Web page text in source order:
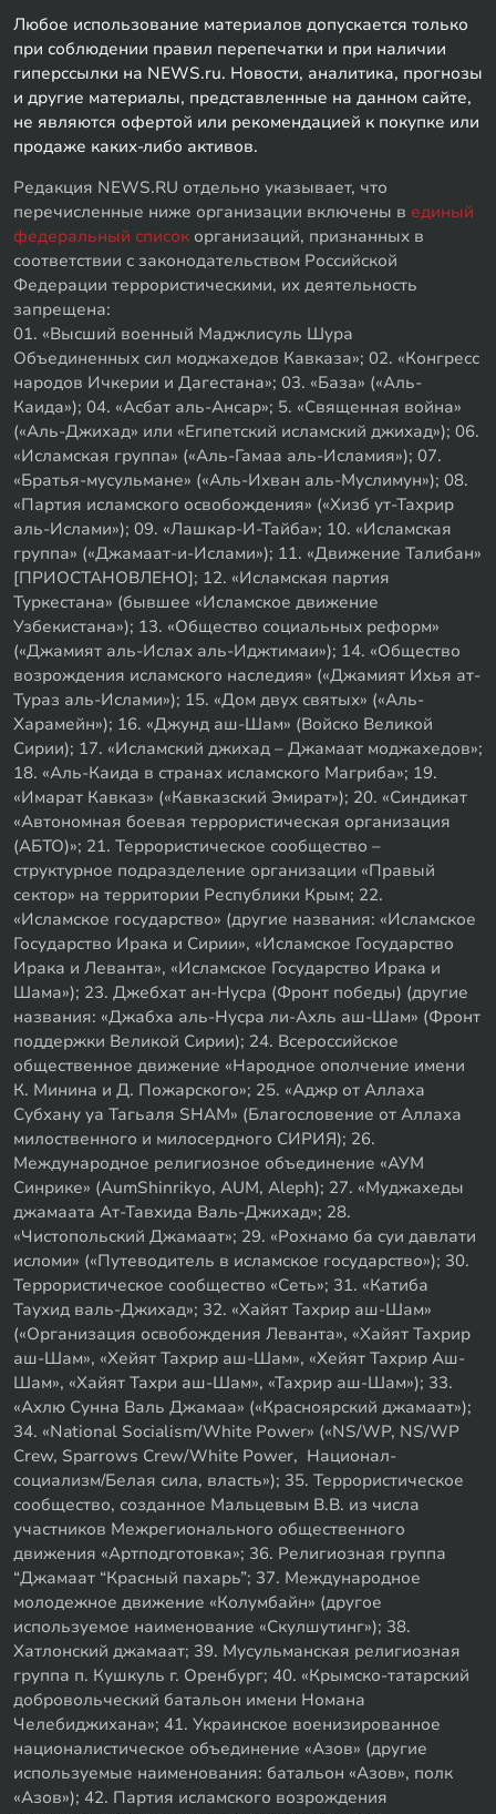
Любое использование материалов допускается только
при соблюдении правил перепечатки и при наличии
гиперссылки на NEWS.ru. Новости, аналитика, прогнозы
и другие материалы, представленные на данном сайте,
не являются офертой или рекомендацией к покупке или
продаже каких-либо активов.
Редакция NEWS.RU отдельно указывает, что
перечисленные ниже организации включены в единый
федеральный список организаций, признанных в
соответствии с законодательством Российской
Федерации террористическими, их деятельность
запрещена:
01. «Высший военный Маджлисуль Шура
Объединенных сил моджахедов Кавказа»; 02. «Конгресс
народов Ичкерии и Дагестана»; 03. «База» («Аль-
Каида»); 04. «Асбат аль-Ансар»; 5. «Священная война»
(«Аль-Джихад» или «Египетский исламский джихад»); 06.
«Исламская группа» («Аль-Гамаа аль-Исламия»); 07.
«Братья-мусульмане» («Аль-Ихван аль-Муслимун»); 08.
«Партия исламского освобождения» («Хизб ут-Тахрир
аль-Ислами»); 09. «Лашкар-И-Тайба»; 10. «Исламская
группа» («Джамаат-и-Ислами»); 11. «Движение Талибан»
[ПРИОСТАНОВЛЕНО]; 12. «Исламская партия
Туркестана» (бывшее «Исламское движение
Узбекистана»); 13. «Общество социальных реформ»
(«Джамият аль-Ислах аль-Иджтимаи»); 14. «Общество
возрождения исламского наследия» («Джамият Ихья ат-
Тураз аль-Ислами»); 15. «Дом двух святых» («Аль-
Харамейн»); 16. «Джунд аш-Шам» (Войско Великой
Сирии); 17. «Исламский джихад – Джамаат моджахедов»;
18. «Аль-Каида в странах исламского Магриба»; 19.
«Имарат Кавказ» («Кавказский Эмират»); 20. «Синдикат
«Автономная боевая террористическая организация
(АБТО)»; 21. Террористическое сообщество –
структурное подразделение организации «Правый
сектор» на территории Республики Крым; 22.
«Исламское государство» (другие названия: «Исламское
Государство Ирака и Сирии», «Исламское Государство
Ирака и Леванта», «Исламское Государство Ирака и
Шама»); 23. Джебхат ан-Нусра (Фронт победы) (другие
названия: «Джабха аль-Нусра ли-Ахль аш-Шам» (Фронт
поддержки Великой Сирии); 24. Всероссийское
общественное движение «Народное ополчение имени
К. Минина и Д. Пожарского»; 25. «Аджр от Аллаха
Субхану уа Тагьаля SHAM» (Благословение от Аллаха
милоственного и милосердного СИРИЯ); 26.
Международное религиозное объединение «АУМ
Синрике» (AumShinrikyo, AUM, Aleph); 27. «Муджахеды
джамаата Ат-Тавхида Валь-Джихад»; 28.
«Чистопольский Джамаат»; 29. «Рохнамо ба суи давлати
исломи» («Путеводитель в исламское государство»); 30.
Террористическое сообщество «Сеть»; 31. «Катиба
Таухид валь-Джихад»; 32. «Хайят Тахрир аш-Шам»
(«Организация освобождения Леванта», «Хайят Тахрир
аш-Шам», «Хейят Тахрир аш-Шам», «Хейят Тахрир Аш-
Шам», «Хайят Тахри аш-Шам», «Тахрир аш-Шам»); 33.
«Ахлю Сунна Валь Джамаа» («Красноярский джамаат»);
34. «National Socialism/White Power» («NS/WP, NS/WP
Crew, Sparrows Crew/White Power, Национал-
социализм/Белая сила, власть»); 35. Террористическое
сообщество, созданное Мальцевым В.В. из числа
участников Межрегионального общественного
движения «Артподготовка»; 36. Религиозная группа
“Джамаат “Красный пахарь”; 37. Международное
молодежное движение «Колумбайн» (другое
используемое наименование «Скулшутинг»); 38.
Хатлонский джамаат; 39. Мусульманская религиозная
группа п. Кушкуль г. Оренбург; 40. «Крымско-татарский
добровольческий батальон имени Номана
Челебиджихана»; 41. Украинское военизированное
националистическое объединение «Азов» (другие
используемые наименования: батальон «Азов», полк
«Азов»); 42. Партия исламского возрождения